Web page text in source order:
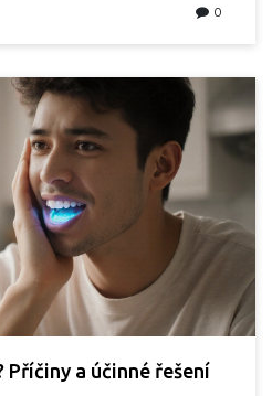
0
Příčiny a účinné řešení